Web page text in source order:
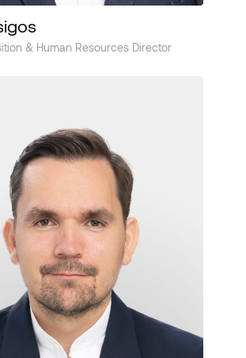
& Human Resources Director